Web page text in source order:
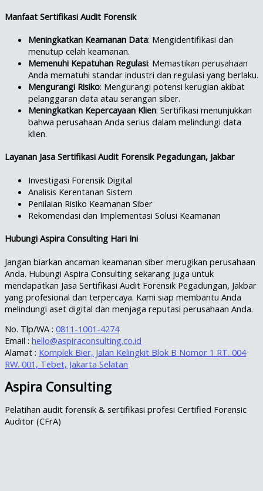
Manfaat Sertifikasi Audit Forensik
Meningkatkan Keamanan Data: Mengidentifikasi dan
menutup celah keamanan.
Memenuhi Kepatuhan Regulasi: Memastikan perusahaan
Anda mematuhi standar industri dan regulasi yang berlaku.
Mengurangi Risiko: Mengurangi potensi kerugian akibat
pelanggaran data atau serangan siber.
Meningkatkan Kepercayaan Klien: Sertifikasi menunjukkan
bahwa perusahaan Anda serius dalam melindungi data
klien.
Layanan Jasa Sertifikasi Audit Forensik Pegadungan, Jakbar
Investigasi Forensik Digital
Analisis Kerentanan Sistem
Penilaian Risiko Keamanan Siber
Rekomendasi dan Implementasi Solusi Keamanan
Hubungi Aspira Consulting Hari Ini
Jangan biarkan ancaman keamanan siber merugikan perusahaan
Anda. Hubungi Aspira Consulting sekarang juga untuk
mendapatkan Jasa Sertifikasi Audit Forensik Pegadungan, Jakbar
yang profesional dan terpercaya. Kami siap membantu Anda
melindungi aset digital dan menjaga reputasi perusahaan Anda.
No. Tlp/WA : 0811-1001-4274
Email : hello@aspiraconsulting.co.id
Alamat : Komplek Bier, Jalan Kelingkit Blok B Nomor 1 RT. 004
RW. 001, Tebet, Jakarta Selatan
Aspira Consulting
Pelatihan audit forensik & sertifikasi profesi Certified Forensic
Auditor (CFrA)